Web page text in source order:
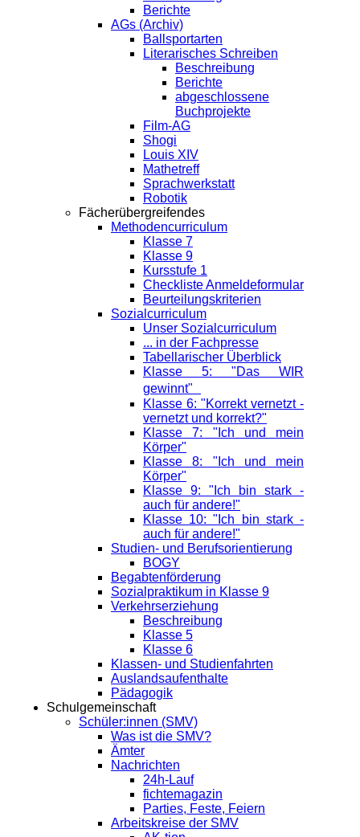
Berichte
AGs (Archiv)
Ballsportarten
Literarisches Schreiben
Beschreibung
Berichte
abgeschlossene
Buchprojekte
Film-AG
Shogi
Louis XIV
Mathetreff
Sprachwerkstatt
Robotik
Fächerübergreifendes
Methodencurriculum
Klasse 7
Klasse 9
Kursstufe 1
Checkliste Anmeldeformular
Beurteilungskriterien
Sozialcurriculum
Unser Sozialcurriculum
... in der Fachpresse
Tabellarischer Überblick
Klasse 5: "Das WIR
gewinnt"
Klasse 6: "Korrekt vernetzt -
vernetzt und korrekt?"
Klasse 7: "Ich und mein
Körper"
Klasse 8: "Ich und mein
Körper"
Klasse 9: "Ich bin stark -
auch für andere!"
Klasse 10: "Ich bin stark -
auch für andere!"
Studien- und Berufsorientierung
BOGY
Begabtenförderung
Sozialpraktikum in Klasse 9
Verkehrserziehung
Beschreibung
Klasse 5
Klasse 6
Klassen- und Studienfahrten
Auslandsaufenthalte
Pädagogik
Schulgemeinschaft
Schüler:innen (SMV)
Was ist die SMV?
Ämter
Nachrichten
24h-Lauf
fichtemagazin
Parties, Feste, Feiern
Arbeitskreise der SMV